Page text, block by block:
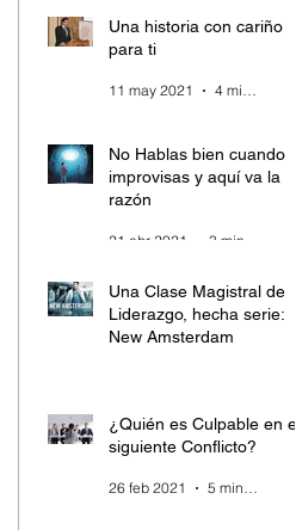
Una historia con cariño
para ti
11 may 2021 4 min de lectura
No Hablas bien cuando
improvisas y aquí va la
razón
21 abr 2021
Una Clase Magistral de
Liderazgo, hecha serie:
New Amsterdam
¿Quién es Culpable en el
siguiente Conflicto?
26 feb 2021 5 min de lectura